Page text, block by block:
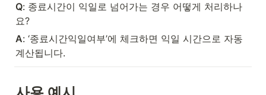
Q: 종료시간이 익일로 넘어가는 경우 어떻게 처리하나
요?
A: ‘종료시간익일여부’에 체크하면 익일 시간으로 자동
계산됩니다.